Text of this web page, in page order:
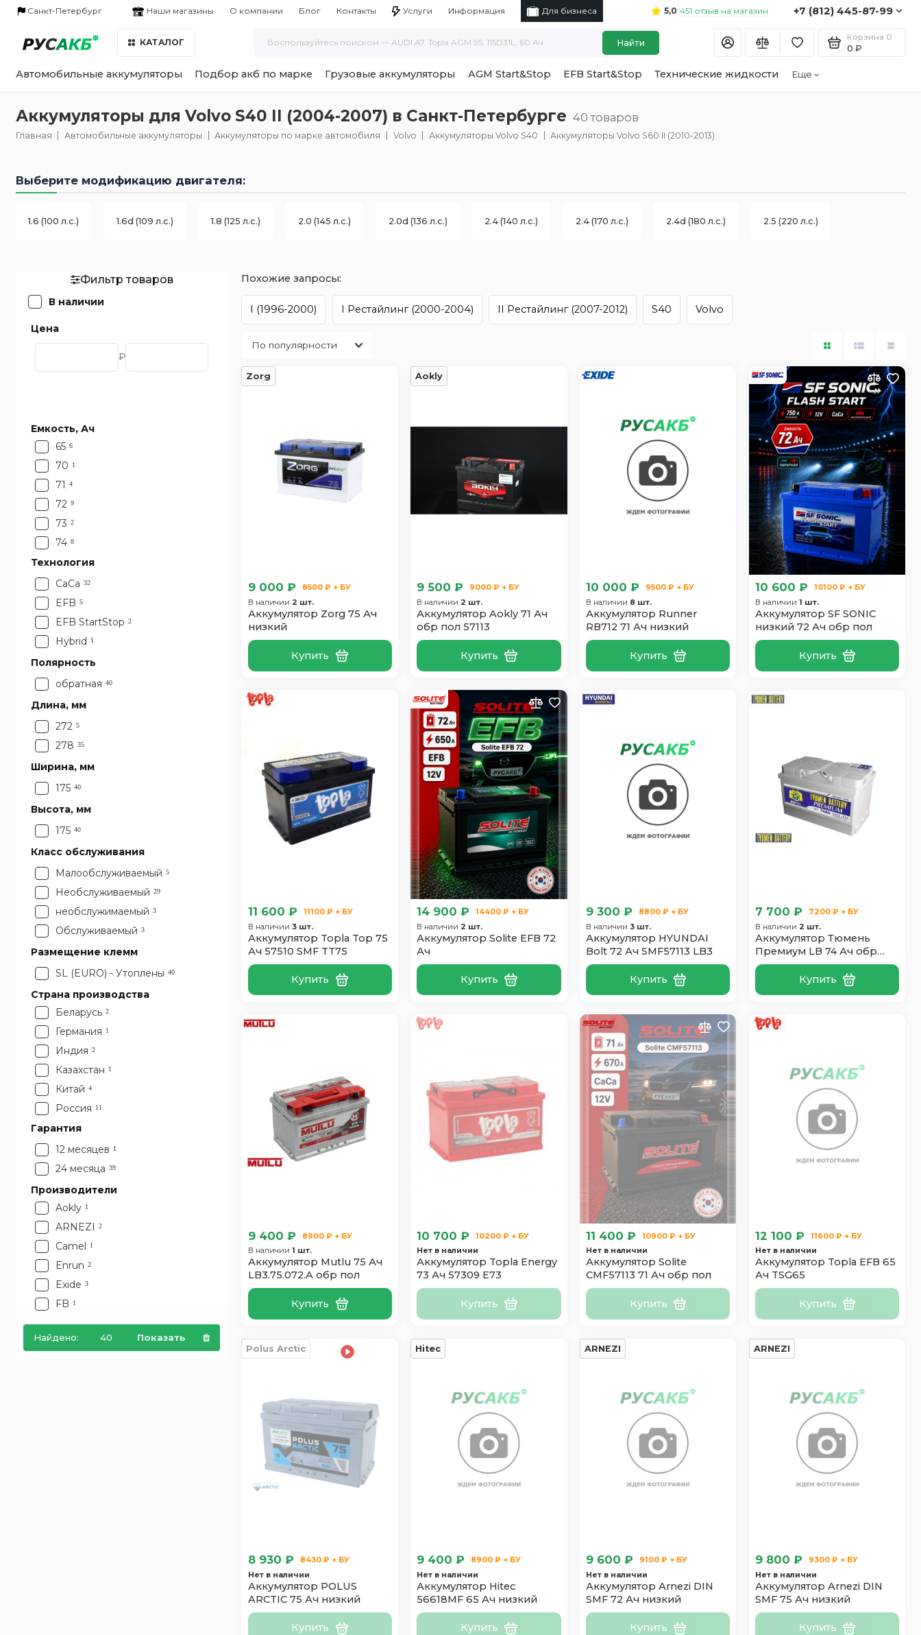
Санкт-Петербург Наши магазины О компании Блог Контакты Услуги Информация Для бизнеса 5,0 451 отзыв на магазин +7 (812) 445-87-99
КАТАЛОГ Найти
Корзина 0
0 ₽
Автомобильные аккумуляторы Подбор акб по марке Грузовые аккумуляторы AGM Start&Stop EFB Start&Stop Технические жидкости Еще
Аккумуляторы для Volvo S40 II (2004-2007) в Санкт-Петербурге 40 товаров
Главная Автомобильные аккумуляторы Аккумуляторы по марке автомобиля Volvo Аккумуляторы Volvo S40 Аккумуляторы Volvo S60 II (2010-2013)
Выберите модификацию двигателя:
1.6 (100 л.с.) 1.6d (109 л.с.) 1.8 (125 л.с.) 2.0 (145 л.с.) 2.0d (136 л.с.) 2.4 (140 л.с.) 2.4 (170 л.с.) 2.4d (180 л.с.) 2.5 (220 л.с.)
Фильтр товаров
В наличии
Цена
₽
Емкость, Ач
65 6
70 1
71 4
72 9
73 2
74 8
75 9
77 1
Технология
CaCa 32
EFB 5
EFB StartStop 2
Hybrid 1
Полярность
обратная 40
Длина, мм
272 5
278 35
Ширина, мм
175 40
Высота, мм
175 40
Класс обслуживания
Малообслуживаемый 5
Необслуживаемый 29
необслужимаемый 3
Обслуживаемый 3
Размещение клемм
SL (EURO) - Утоплены 40
Страна производства
Беларусь 2
Германия 1
Индия 2
Казахстан 1
Китай 4
Россия 11
Словения
Турция
Франция
Чехия
Южная Корея
Гарантия
12 месяцев
1
24 месяца 39
Производители
Aokly 1
ARNEZI 2
Camel 1
Enrun 2
Exide 3
FB 1
Hitec
Hyundai 1
Найдено: 40 Показать
Похожие запросы:
I (1996-2000) I Рестайлинг (2000-2004) II Рестайлинг (2007-2012) S40 Volvo
Zorg
9 000 ₽
8500 ₽ + БУ
В наличии 2 шт.
Аккумулятор Zorg 75 Ач
низкий
Купить
Aokly
9 500 ₽
9000 ₽ + БУ
В наличии 2 шт.
Аккумулятор Aokly 71 Ач
обр пол 57113
Купить
10 000 ₽
9500 ₽ + БУ
В наличии 8 шт.
Аккумулятор Runner
RB712 71 Ач низкий
Купить
10 600 ₽
10100 ₽ + БУ
В наличии 1 шт.
Аккумулятор SF SONIC
низкий 72 Ач обр пол
Купить
11 600 ₽
11100 ₽ + БУ
В наличии 3 шт.
Аккумулятор Topla Top 75
Ач 57510 SMF TT75
Купить
14 900 ₽
14400 ₽ + БУ
В наличии 2 шт.
Аккумулятор Solite EFB 72
Ач
Купить
9 300 ₽
8800 ₽ + БУ
В наличии 3 шт.
Аккумулятор HYUNDAI
Bolt 72 Ач SMF57113 LB3
Купить
7 700 ₽
7200 ₽ + БУ
В наличии 2 шт.
Аккумулятор Тюмень
Премиум LB 74 Ач обр
пол
Купить
9 400 ₽
8900 ₽ + БУ
В наличии 1 шт.
Аккумулятор Mutlu 75 Ач
LB3.75.072.A обр пол
Купить
10 700 ₽
10200 ₽ + БУ
Нет в наличии
Аккумулятор Topla Energy
73 Ач 57309 E73
Купить
11 400 ₽
10900 ₽ + БУ
Нет в наличии
Аккумулятор Solite
CMF57113 71 Ач обр пол
Купить
12 100 ₽
11600 ₽ + БУ
Нет в наличии
Аккумулятор Topla EFB 65
Ач TSG65
Купить
Polus Arctic
8 930 ₽
8430 ₽ + БУ
Нет в наличии
Аккумулятор POLUS
ARCTIC 75 Ач низкий
Купить
Hitec
9 400 ₽
8900 ₽ + БУ
Нет в наличии
Аккумулятор Hitec
56618MF 65 Ач низкий
Купить
ARNEZI
9 600 ₽
9100 ₽ + БУ
Нет в наличии
Аккумулятор Arnezi DIN
SMF 72 Ач низкий
Купить
ARNEZI
9 800 ₽
9300 ₽ + БУ
Нет в наличии
Аккумулятор Arnezi DIN
SMF 75 Ач низкий
Купить